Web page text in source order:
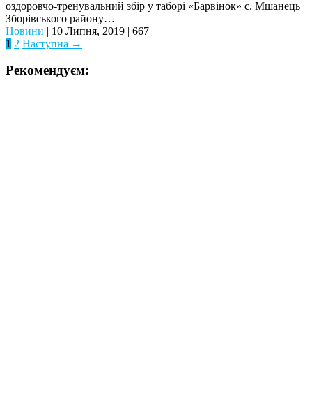
оздоровчо-тренувальний збір у таборі «Барвінок» с. Мшанець
Зборівського району…
Новини | 10 Липня, 2019 | 667 |
1 2 Наступна →
Рекомендуєм: